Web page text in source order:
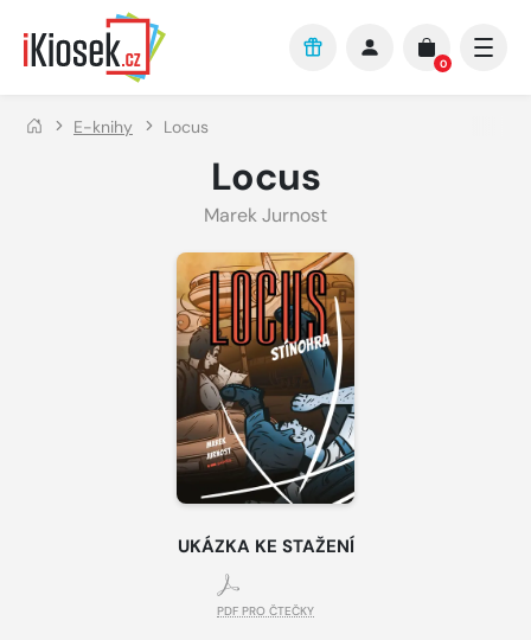
Přejít na hlavní obsah
0
E-knihy Locus
Locus
Marek Jurnost
UKÁZKA KE STAŽENÍ
PDF PRO ČTEČKY